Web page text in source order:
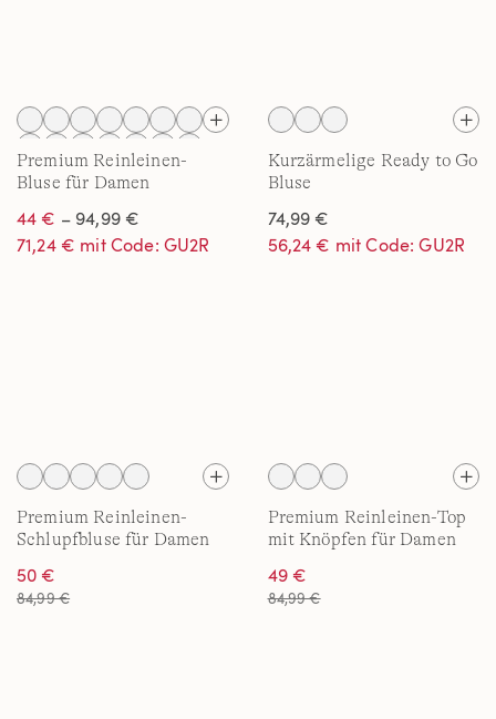
Premium Reinleinen-
Bluse für Damen
44 € – 94,99 €
71,24 € mit Code: GU2R
Kurzärmelige Ready to Go
Bluse
74,99 €
56,24 € mit Code: GU2R
Premium Reinleinen-
Schlupfbluse für Damen
50 €
84,99 €
Premium Reinleinen-Top
mit Knöpfen für Damen
49 €
84,99 €